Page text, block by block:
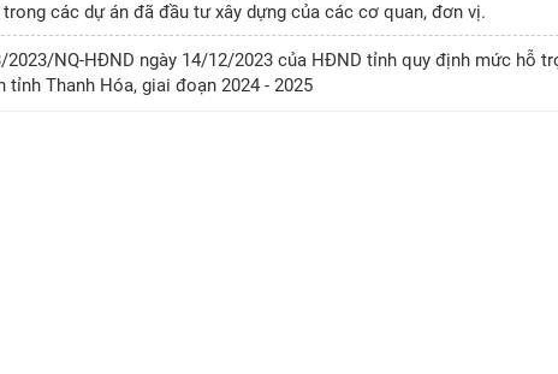
các dự án đã đầu tư xây dựng của các cơ quan, đơn vị.
NQ-HĐND ngày 14/12/2023 của HĐND tỉnh quy định mức hỗ
Thanh Hóa, giai đoạn 2024 - 2025